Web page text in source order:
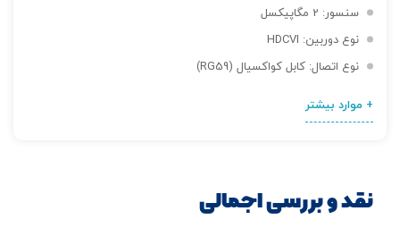
سنسور: 2 مگاپیکسل
نوع دوربین: HDCVI
نوع اتصال: کابل کواکسیال (RG59)
+ موارد بیشتر
نقد و بررسی اجمالی